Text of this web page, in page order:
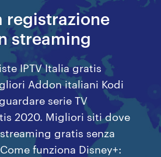
registrazione
streaming
IPTV Italia gratis
Addon italiani Kodi
serie TV
2020. Migliori siti dove
gratis senza
funziona Disney+: